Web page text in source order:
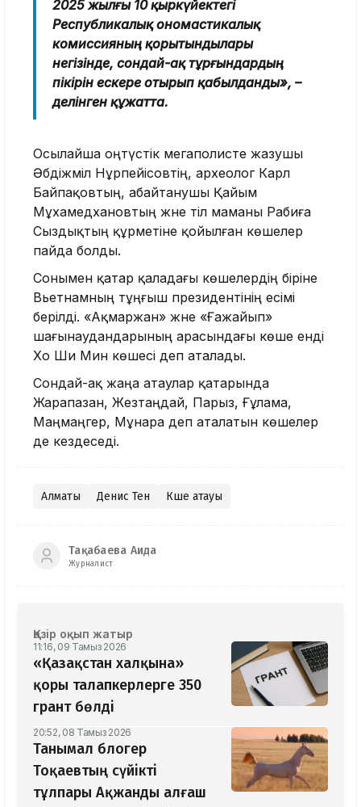
2025 жылғы 10 қыркүйектегі
Республикалық ономастикалық
комиссияның қорытындылары
негізінде, сондай-ақ тұрғындардың
пікірін ескере отырып қабылданды», –
делінген құжатта.
Осылайша оңтүстік мегаполисте жазушы
Әбдіжәміл Нұрпейісовтің, археолог Карл
Байпақовтың, абайтанушы Қайым
Мұхамедхановтың және тіл маманы Рабиға
Сыздықтың құрметіне қойылған көшелер
пайда болды.
Сонымен қатар қаладағы көшелердің біріне
Вьетнамның тұңғыш президентінің есімі
берілді. «Ақмаржан» және «Ғажайып»
шағынаудандарының арасындағы көше енді
Хо Ши Мин көшесі деп аталады.
Сондай-ақ жаңа атаулар қатарында
Жарапазан, Жезтаңдай, Парыз, Ғұлама,
Маңмаңгер, Мұнара деп аталатын көшелер
де кездеседі.
Алматы Денис Тен Көше атауы
Тақабаева Аида
Журналист
Қазір оқып жатыр
11:16, 09 Тамыз 2026
«Қазақстан халқына»
қоры талапкерлерге 350
грант бөлді
20:52, 08 Тамыз 2026
Танымал блогер
Тоқаевтың сүйікті
тұлпары Ақжанды алғаш